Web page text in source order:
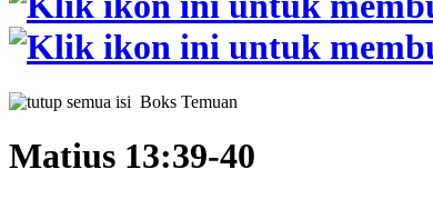
Boks Temuan
Matius 13:39-40